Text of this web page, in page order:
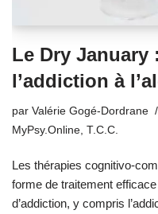
Le Dry January
l’addiction à
par Valérie Gogé-Dordrane
MyPsy.Online T.C.C.
Les thérapies cognitivo-
forme de traitement
d’addiction, y compris